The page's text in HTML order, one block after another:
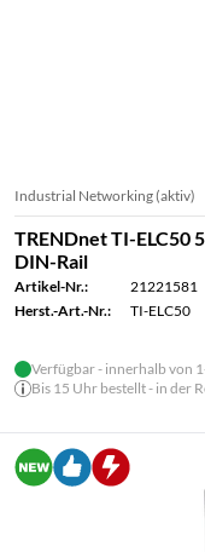
Industrial Networking (aktiv)
TRENDnet TI-ELC50
DIN-Rail
Artikel-Nr.:
21221581
Herst.-Art.-Nr.:
TI-ELC50
Verfügbar - innerhalb von
Bis 15 Uhr bestellt - in der